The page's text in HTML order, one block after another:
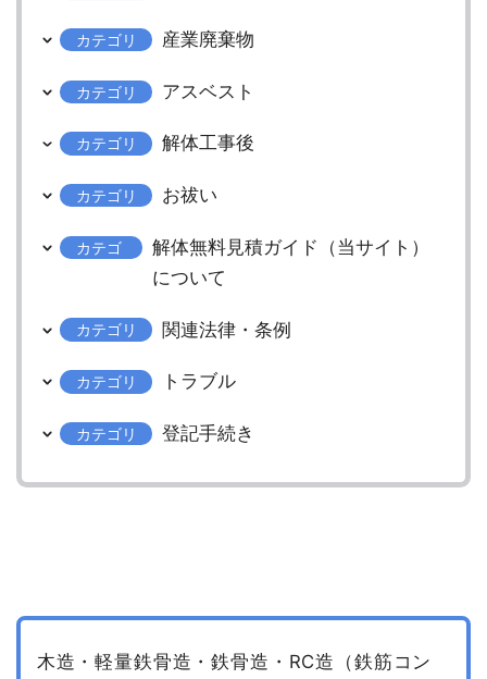
カテゴリ 産業廃棄物
カテゴリ アスベスト
カテゴリ 解体工事後
カテゴリ お祓い
カテゴ
解体無料見積ガイド（当サイト）
について
カテゴリ 関連法律・条例
カテゴリ トラブル
カテゴリ 登記手続き
木造・軽量鉄骨造・鉄骨造・RC造（鉄筋コン